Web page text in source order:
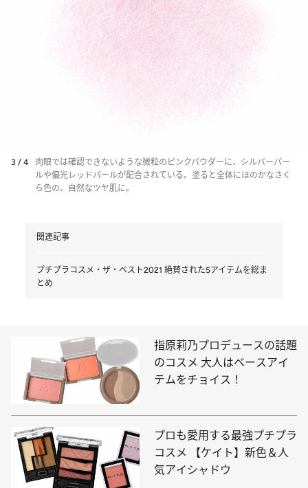
3 / 4
肉眼では確認できないような微粒のピンクパウダーに、シルバーパー
ルや偏光レッドパールが配合されている。塗ると全体にほのかなさく
ら色の、自然なツヤ肌に。
関連記事
プチプラコスメ・ザ・ベスト2021 絶賛された5アイテムを総ま
とめ
指原莉乃プロデュースの話題
のコスメ 大人はベースアイ
テムをチョイス！
プロも愛用する最強プチプラ
コスメ 【ケイト】新色＆人
気アイシャドウ